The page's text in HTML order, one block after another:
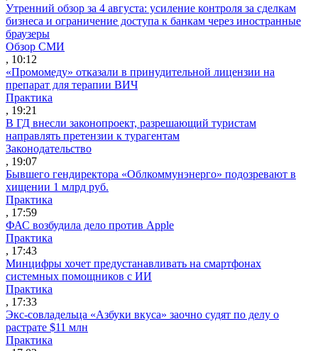
Утренний обзор за 4 августа: усиление контроля за сделкам
бизнеса и ограничение доступа к банкам через иностранные
браузеры
Обзор СМИ
, 10:12
«Промомеду» отказали в принудительной лицензии на
препарат для терапии ВИЧ
Практика
, 19:21
В ГД внесли законопроект, разрешающий туристам
направлять претензии к турагентам
Законодательство
, 19:07
Бывшего гендиректора «Облкоммунэнерго» подозревают в
хищении 1 млрд руб.
Практика
, 17:59
ФАС возбудила дело против Apple
Практика
, 17:43
Минцифры хочет предустанавливать на смартфонах
системных помощников с ИИ
Практика
, 17:33
Экс-совладельца «Азбуки вкуса» заочно судят по делу о
растрате $11 млн
Практика